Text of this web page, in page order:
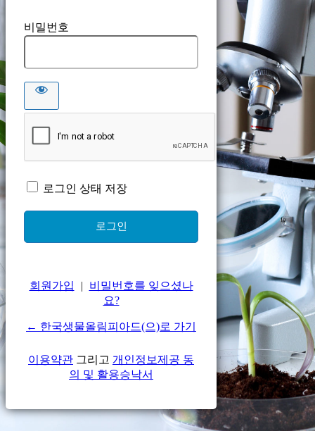
비밀번호
로그인 상태 저장
회원가입 |
비밀번호를 잊으셨나
요?
← 한국생물올림피아드(으)로 가기
이용약관 그리고 개인정보제공 동
의 및 활용승낙서